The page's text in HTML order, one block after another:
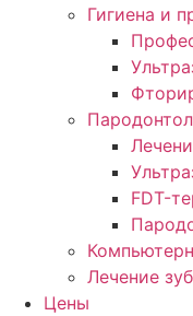
Гигиена и
FDT-
Лечение
Цены